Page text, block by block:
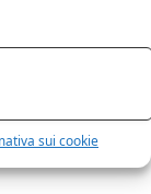
sui cookie